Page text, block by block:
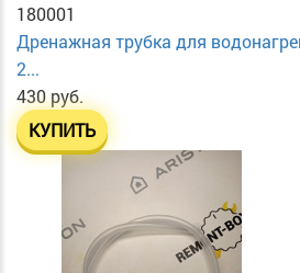
180001
Дренажная трубка для
2...
430 руб.
КУПИТЬ